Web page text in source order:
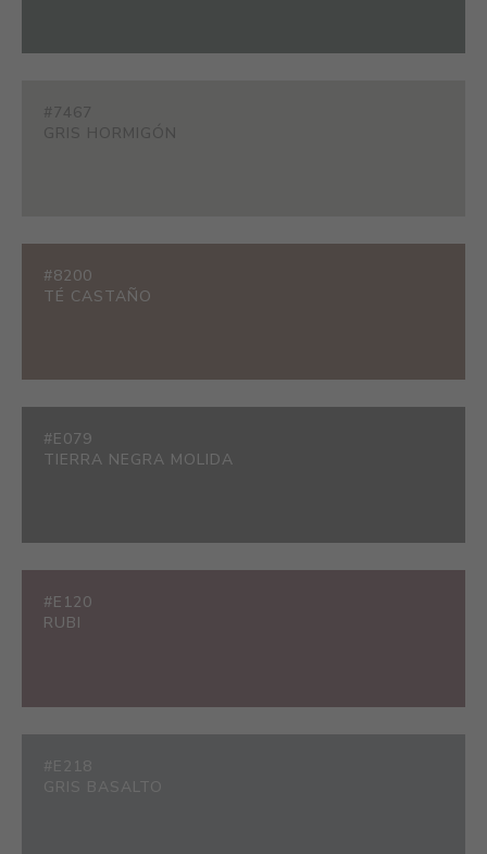
#7467
GRIS HORMIGÓN
#8200
TÉ CASTAÑO
#E079
TIERRA NEGRA MOLIDA
#E120
RUBI
#E218
GRIS BASALTO